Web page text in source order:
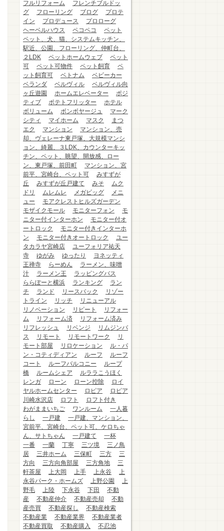
フルリフォーム
フレンチブルドッ
グ
フローリング ブログ
プロテ
イン
プロデュース
プロローグ
ヘーベルハウス
ペコペコ
ペット
ペット、犬、猫、システムキッチン、
駅近、公園、フローリング、仲町台、
２LDK
ペットホームウェブ
ペット
可
ペット可物件 ペット飼育
ペ
ット飼育可
ベトナム
ベビーカー
ベランダ
ベルヴィル
ベルヴィル向
ヶ丘遊園
ホームエレベーター
ポジ
ティブ
ポテトフリッター
ホテル
ボリューム
ボンボヤージュ
マーク
シティ
マイホーム マスク
まつ
エク
マンション
マンション、売
却、ヴェレーナ東戸塚、大規模マンシ
ョン、綺麗、３LDK、カウンターキッ
チン、ペット、眺望、開放感、ロー
ン、東戸塚、前田町
マンション、宮
前平、宮崎台、ペット可
みすずが
丘
みすずが丘戸建て みそ
ムク
ドリ
ムレムレ メガビッグ
メニ
ュー
モアクレストヒルズガーデン
モザイクモール
モニターフォン
モ
ニター付インターホン
モニター付オ
ートロック
モニター付きインターホ
ン
モニター付きオートロック
ユー
タカラヤ宮崎店
ユーフォリア祐天
寺
ゆがみ ゆったり
ヨネッティ
王禅寺
らーめん
ラーメン、味噌
汁
ラーメン王
ラッピングバス
ららぽーと横浜
ランキング
ラン
チ
ランド リースバック
リゾー
トライン
リッチ
リニューアル
リノベーション
リピート
リフォー
ム
リフォーム済
リフォーム済み
リフレッシュ
リベンジ
リムジンバ
ス
リモート リモートワーク
リ
モート部屋
リロケーション
ル・パ
ン・コティディアン
ルーフ
ルーフ
コート
ルーフバルコニー
ループ
橋
ルームシェア
ルララこうほく
レンガ
ローン ローン控除
ロイ
ヤルホームセンター
ロピア
ロピア
川崎水沢店
ロフト
ロフト付き
わがままいちご
ワンルーム
一人暮
らし
一戸建
一戸建、マンション、
宮前平、宮崎台、ペット可、ケロちゃ
ん、サトちゃん
一戸建て
一杯
一番
一蘭 丁寧 三ツ境
三ノ鳥
居
三井ホーム 三保町 三方
三
方向
三方向角部屋 三方角地
三
軒茶屋
上大岡 上手 上永谷
上
永谷パーク・ホームズ
上野公園
上
野毛
上陸 下永谷 下田
不動
産
不動産仲介 不動産売却
不動
産売買
不動産探し
不動産検索
不動産業
不動産業界
不動産業者
不動産買取
不動産購入
不忍池